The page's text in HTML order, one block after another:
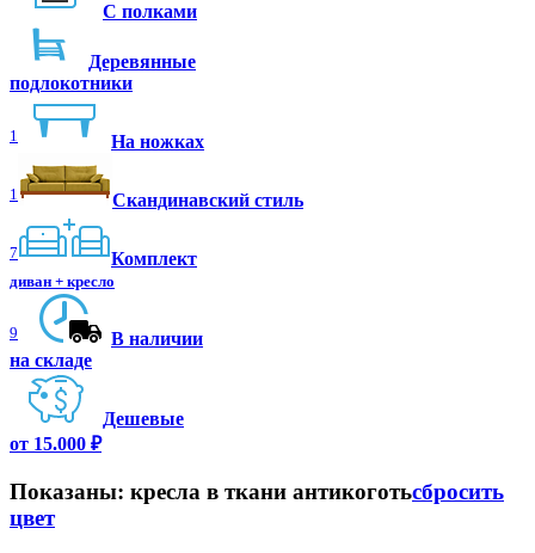
С полками
Деревянные
подлокотники
1 На ножках
1 Скандинавский стиль
7 Комплект
диван + кресло
9
В наличии
на складе
Дешевые
от 15.000 ₽
Показаны: кресла в ткани антикоготьсбросить
цвет